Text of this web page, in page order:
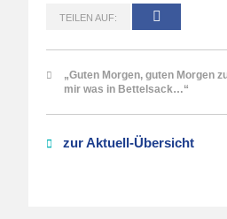
TEILEN AUF:
„Guten Morgen, guten Morgen
mir was in Bettelsack…“
zur Aktuell-Übersicht